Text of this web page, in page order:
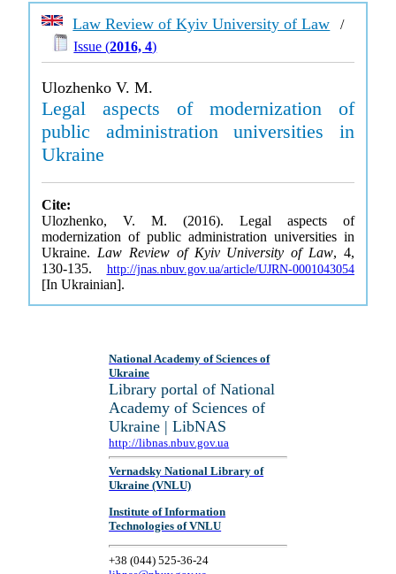
Law Review of Kyiv University of Law /
Issue (2016, 4)
Ulozhenko V. M.
Legal aspects of modernization of
public administration universities in
Ukraine
Cite:
Ulozhenko, V. M. (2016). Legal aspects of
modernization of public administration universities in
Ukraine. Law Review of Kyiv University of Law, 4,
130-135. http://jnas.nbuv.gov.ua/article/UJRN-0001043054
[In Ukrainian].
National Academy of Sciences of
Ukraine
Library portal of National
Academy of Sciences of
Ukraine | LibNAS
http://libnas.nbuv.gov.ua
Vernadsky National Library of
Ukraine (VNLU)
Institute of Information
Technologies of VNLU
+38 (044) 525-36-24